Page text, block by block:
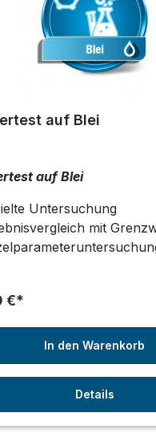
auf Blei
auf Blei
Untersuchung
mit
€*
In den Warenkorb
Details